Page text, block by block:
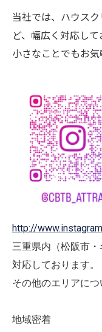
当社では、ハウス
ど、幅広く対応して
小さなことでもお気
http://
三重県内（松阪市
対応しております。
その他のエリアにつ
地域密着